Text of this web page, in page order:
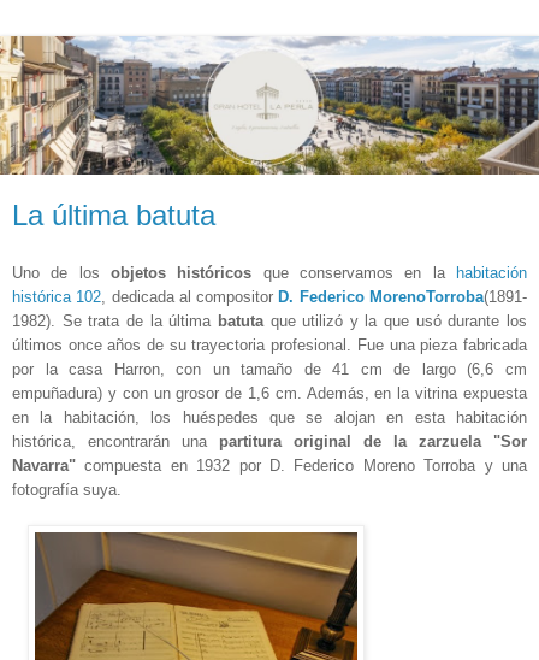
La última batuta
Uno de los objetos históricos que conservamos en la
habitación
histórica 102, dedicada al compositor D. Federico MorenoTorroba(1891-
1982). Se trata de la última batutaque utilizó y la que usó durante los
últimos once años de su trayectoria profesional. Fue una pieza fabricada
por la casa Harron, con un tamaño de 41 cm de largo (6,6 cm
empuñadura) y con un grosor de 1,6 cm. Además, en la vitrina expuesta
en la habitación, los huéspedes que se alojan en esta habitación
histórica, encontrarán
una partitura original de la zarzuela "Sor
Navarra" compuesta en 1932 por D. Federico Moreno Torroba y una
fotografía suya.